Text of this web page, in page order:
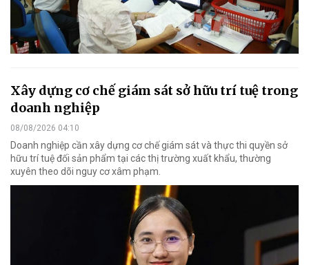
Xây dựng cơ chế giám sát sở hữu trí tuệ trong
doanh nghiệp
08/08/2026 04:10
Doanh nghiệp cần xây dựng cơ chế giám sát và thực thi quyền sở
hữu trí tuệ đối sản phẩm tại các thị trường xuất khẩu, thường
xuyên theo dõi nguy cơ xâm phạm.